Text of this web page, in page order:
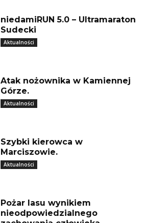
niedamiRUN 5.0 – Ultramaraton
Sudecki
Aktualności
Atak nożownika w Kamiennej
Górze.
Aktualności
Szybki kierowca w
Marciszowie.
Aktualności
Pożar lasu wynikiem
nieodpowiedzialnego